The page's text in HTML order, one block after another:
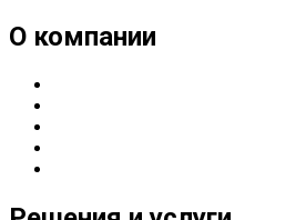
О компании